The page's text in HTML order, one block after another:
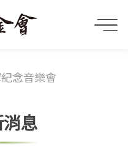
念音樂會
息